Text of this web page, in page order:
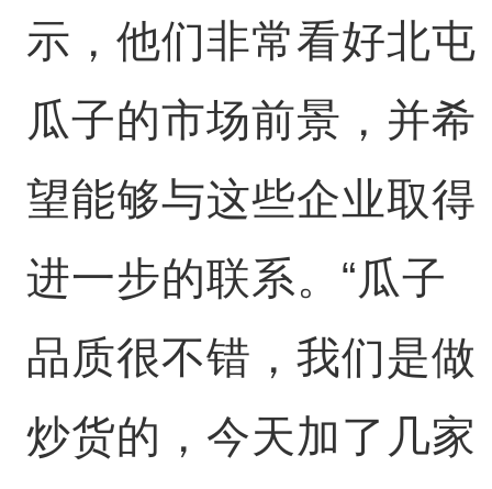
示，他们非常看好北屯
瓜子的市场前景，并希
望能够与这些企业取得
进一步的联系。“瓜子
品质很不错，我们是做
炒货的，今天加了几家